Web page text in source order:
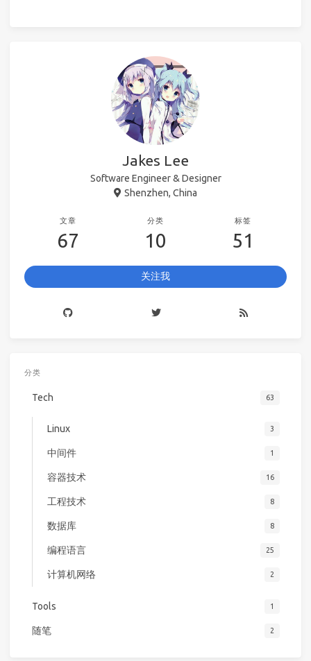
Jakes Lee
Software Engineer & Designer
Shenzhen, China
文章
67
分类
10
标签
51
关注我
分类
Tech 63
Linux 3
中间件 1
容器技术 16
工程技术 8
数据库 8
编程语言 25
计算机网络 2
Tools 1
随笔 2